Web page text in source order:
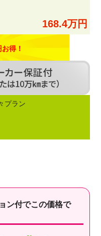
168.4万円
得！
プラン
ン付でこの価格で